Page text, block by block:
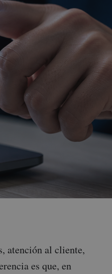
atención al cliente,
es que, en